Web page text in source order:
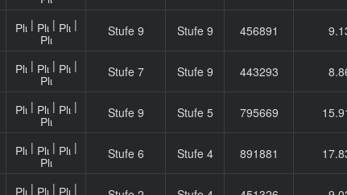
| | | Stufe 9 Stufe 9 456891
| | | Stufe 7 Stufe 9 443293
| | | Stufe 9 Stufe 5 795669
| | | Stufe 6 Stufe 4 891881
| | |